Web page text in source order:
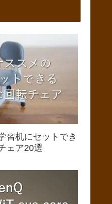
習机にセットでき
ェア20選